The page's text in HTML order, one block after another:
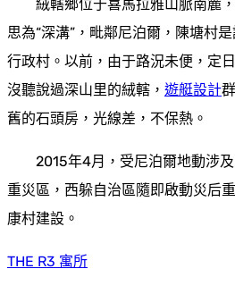
絨轄鄉位于喜馬拉雅山脈南麓
思為“深溝”，毗鄰尼泊爾，陳塘村
行政村。以前，由于路況未便，定
沒聽說過深山里的絨轄， 遊艇設計
舊的石頭房，光線差，不保熱。
2015年4月，受尼泊爾地動涉
重災區，西躲自治區隨即啟動災后
康村建設。
THE R3 寓所